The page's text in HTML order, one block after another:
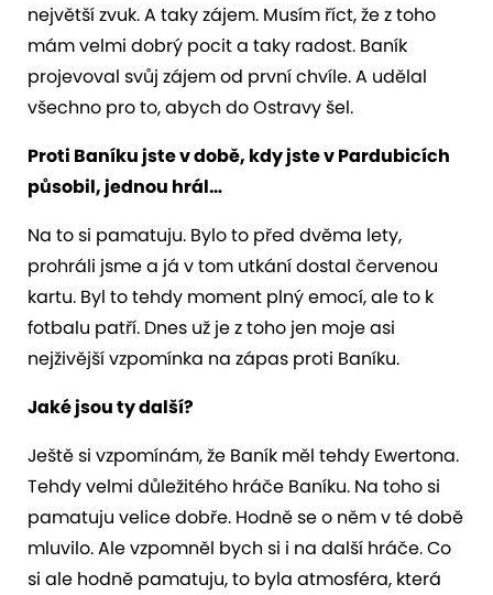
největší zvuk. A taky zájem. Musím říct, že z toho
mám velmi dobrý pocit a taky radost. Baník
projevoval svůj zájem od první chvíle. A udělal
všechno pro to, abych do Ostravy šel.
Proti Baníku jste v době, kdy jste v Pardubicích
působil, jednou hrál…
Na to si pamatuju. Bylo to před dvěma lety,
prohráli jsme a já v tom utkání dostal červenou
kartu. Byl to tehdy moment plný emocí, ale to k
fotbalu patří. Dnes už je z toho jen moje asi
nejživější vzpomínka na zápas proti Baníku.
Jaké jsou ty další?
Ještě si vzpomínám, že Baník měl tehdy Ewertona.
Tehdy velmi důležitého hráče Baníku. Na toho si
pamatuju velice dobře. Hodně se o něm v té době
mluvilo. Ale vzpomněl bych si i na další hráče. Co
si ale hodně pamatuju, to byla atmosféra, která